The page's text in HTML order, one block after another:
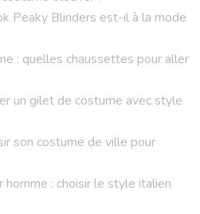
Peaky Blinders est-il à la mode
: quelles chaussettes pour aller
un gilet de costume avec style
son costume de ville pour
homme : choisir le style italien